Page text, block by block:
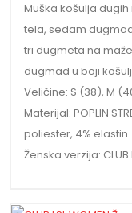
Muška košulja
tela, sedam
tri dugmeta na
dugmad u boji
Veličine: S (38), M
Materijal: POPLIN
poliester, 4% elastin
Ženska verzija: CLUB